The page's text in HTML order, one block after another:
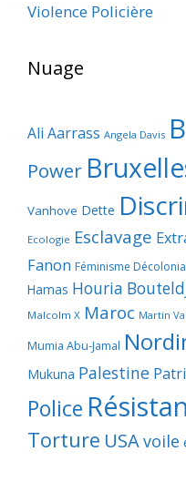
Violence Policière
Nuage
Ali Aarrass Angela Davis
Power
Vanhove Dette
Ecologie Esclavage
Fanon Féminisme
Hamas Houria
Malcolm X Maroc Martin
Mumia Abu-Jamal
Mukuna Palestine
Police
Torture USAvoile